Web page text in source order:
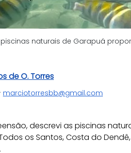
piscinas naturais de Garapuá
de O. Torres
marciotorresbb@gmail.com
descrevi as piscinas
os Santos, Costa do